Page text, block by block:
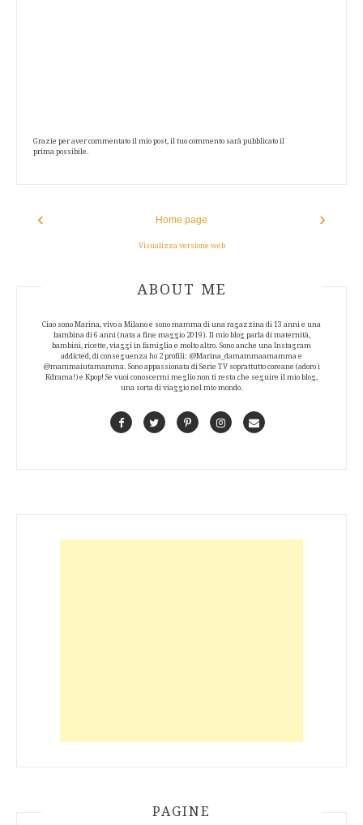
Grazie per aver commentato il mio post, il tuo commento sarà pubblicato il
prima possibile.
‹ ›
Home page
Visualizza versione web
ABOUT AUTHOR
ABOUT ME
Ciao sono Marina, vivo a Milano e sono mamma di una ragazzina di 13 anni e una
bambina di 6 anni (nata a fine maggio 2019). Il mio blog parla di maternità,
bambini, ricette, viaggi in famiglia e molto altro. Sono anche una Instagram
addicted, di conseguenza ho 2 profili: @Marina_damammaamamma e
@mammaiutamamma. Sono appassionata di Serie TV soprattutto coreane (adoro i
Kdrama!) e Kpop! Se vuoi conoscermi meglio non ti resta che seguire il mio blog,
una sorta di viaggio nel mio mondo.
FacebookTwitterPinterestInstagramContact
PAGINE